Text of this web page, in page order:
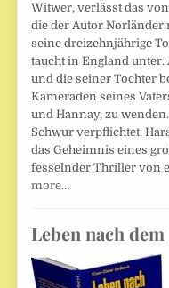
Witwer, verlässt das
die der Autor Norländer
seine dreizehnjährige
taucht in England unter.
und die seiner Tochter
Kameraden seines
und Hannay, zu
Schwur verpflichtet,
das Geheimnis eines
fesselnder Thriller von
more…
Leben nach